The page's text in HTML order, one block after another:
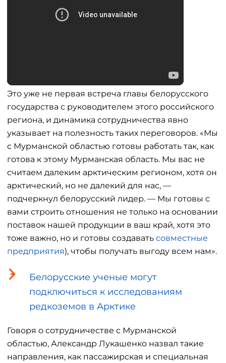
Это уже не первая встреча главы белорусского
государства с руководителем этого российского
региона, и динамика сотрудничества явно
указывает на полезность таких переговоров. «Мы
с Мурманской областью готовы работать так, как
готова к этому Мурманская область. Мы вас не
считаем далеким арктическим регионом, хотя он
арктический, но не далекий для нас, —
подчеркнул белорусский лидер. — Мы готовы с
вами строить отношения не только на основании
поставок нашей продукции в ваш край, хотя это
тоже важно, но и готовы создавать совместные
предприятия), чтобы получать выгоду всем нам».
Белорусские ученые могут
подключиться к исследованиям
редкоземов в Арктике
Говоря о сотрудничестве с Мурманской
областью, Александр Лукашенко назвал такие
направления, как пассажирская и специальная